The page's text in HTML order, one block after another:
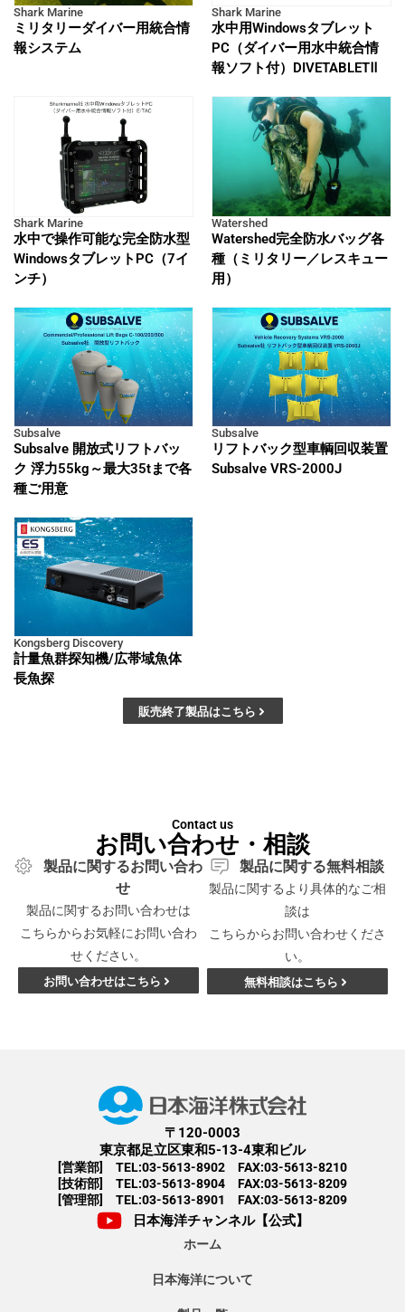
Shark Marine
ミリタリーダイバー用統合情
報システム
Shark Marine
水中用Windowsタブレット
PC（ダイバー用水中統合情
報ソフト付）DIVETABLETⅡ
Shark Marine
水中で操作可能な完全防水型
WindowsタブレットPC（7イ
ンチ）
Watershed
Watershed完全防水バッグ各
種（ミリタリー／レスキュー
用）
Subsalve
Subsalve 開放式リフトバッ
ク 浮力55kg～最大35tまで各
種ご用意
Subsalve
リフトバック型車輌回収装置
Subsalve VRS-2000J
Kongsberg Discovery
計量魚群探知機/広帯域魚体
長魚探
販売終了製品はこちら
Contact us
お問い合わせ・相談
製品に関するお問い合わ
せ
製品に関するお問い合わせは
こちらからお気軽にお問い合わ
せください。
お問い合わせはこちら
製品に関する無料相談
製品に関するより具体的なご相
談は
こちらからお問い合わせくださ
い。
無料相談はこちら
〒120-0003
東京都足立区東和5-13-4東和ビル
[営業部] TEL:03-5613-8902 FAX:03-5613-8210
[技術部] TEL:03-5613-8904 FAX:03-5613-8209
[管理部] TEL:03-5613-8901 FAX:03-5613-8209
日本海洋チャンネル【公式】
ホーム
日本海洋について